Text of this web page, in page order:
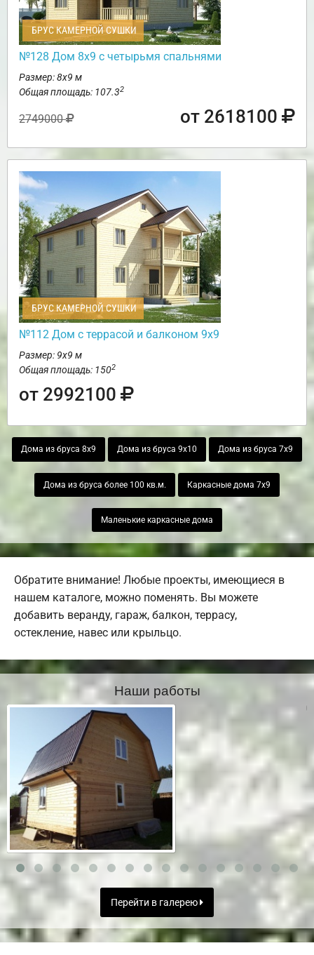
БРУС КАМЕРНОЙ СУШКИ
№128 Дом 8х9 с четырьмя спальнями
Размер: 8х9 м
Общая площадь: 107.32
2749000 от 2618100
БРУС КАМЕРНОЙ СУШКИ
№112 Дом с террасой и балконом 9х9
Размер: 9х9 м
Общая площадь: 1502
от 2992100
Дома из бруса 8х9 Дома из бруса 9х10 Дома из бруса 7х9
Дома из бруса более 100 кв.м. Каркасные дома 7х9
Маленькие каркасные дома
Обратите внимание! Любые проекты, имеющиеся в
нашем каталоге, можно поменять. Вы можете
добавить веранду, гараж, балкон, террасу,
остекление, навес или крыльцо.
Наши работы
Перейти в галерею